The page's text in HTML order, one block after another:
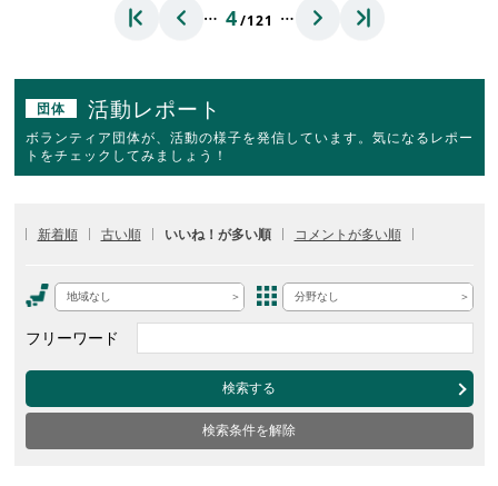
… 4/121 …
団体 活動レポート
ボランティア団体が、活動の様子を発信しています。気になるレポー
トをチェックしてみましょう！
新着順 古い順 いいね！が多い順 コメントが多い順
地域なし 分野なし
フリーワード
検索する
検索条件を解除